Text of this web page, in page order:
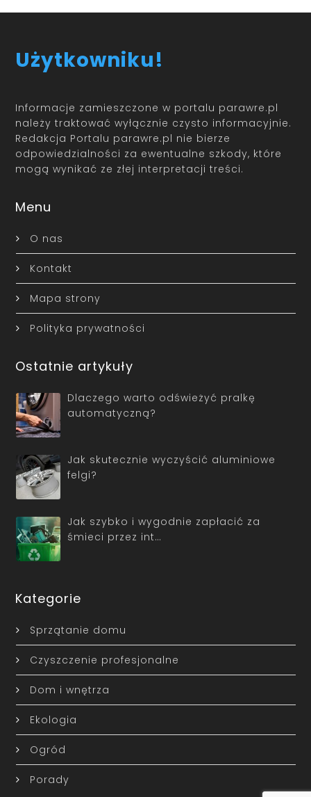
Użytkowniku!
Informacje zamieszczone w portalu parawre.pl
należy traktować wyłącznie czysto informacyjnie.
Redakcja Portalu parawre.pl nie bierze
odpowiedzialności za ewentualne szkody, które
mogą wynikać ze złej interpretacji treści.
Menu
O nas
Kontakt
Mapa strony
Polityka prywatności
Ostatnie artykuły
Dlaczego warto odświeżyć pralkę
automatyczną?
Jak skutecznie wyczyścić aluminiowe
felgi?
Jak szybko i wygodnie zapłacić za
śmieci przez int…
Kategorie
Sprzątanie domu
Czyszczenie profesjonalne
Dom i wnętrza
Ekologia
Ogród
Porady